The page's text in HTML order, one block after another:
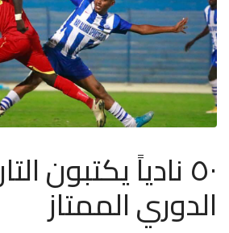
٥٠ نادياً يكتبون
الدوري الممتاز